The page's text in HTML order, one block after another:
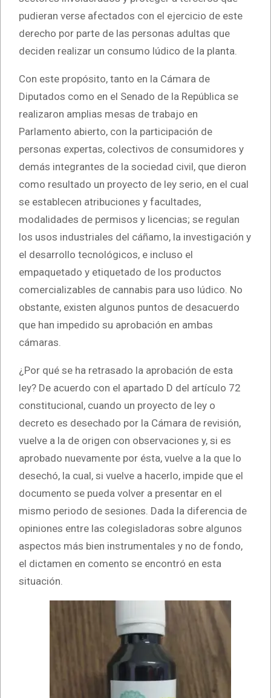
pudieran verse afectados con el ejercicio de este
derecho por parte de las personas adultas que
deciden realizar un consumo lúdico de la planta.
Con este propósito, tanto en la Cámara de
Diputados como en el Senado de la República se
realizaron amplias mesas de trabajo en
Parlamento abierto, con la participación de
personas expertas, colectivos de consumidores y
demás integrantes de la sociedad civil, que dieron
como resultado un proyecto de ley serio, en el cual
se establecen atribuciones y facultades,
modalidades de permisos y licencias; se regulan
los usos industriales del cáñamo, la investigación y
el desarrollo tecnológicos, e incluso el
empaquetado y etiquetado de los productos
comercializables de cannabis para uso lúdico. No
obstante, existen algunos puntos de desacuerdo
que han impedido su aprobación en ambas
cámaras.
¿Por qué se ha retrasado la aprobación de esta
ley? De acuerdo con el apartado D del artículo 72
constitucional, cuando un proyecto de ley o
decreto es desechado por la Cámara de revisión,
vuelve a la de origen con observaciones y, si es
aprobado nuevamente por ésta, vuelve a la que lo
desechó, la cual, si vuelve a hacerlo, impide que el
documento se pueda volver a presentar en el
mismo periodo de sesiones. Dada la diferencia de
opiniones entre las colegisladoras sobre algunos
aspectos más bien instrumentales y no de fondo,
el dictamen en comento se encontró en esta
situación.